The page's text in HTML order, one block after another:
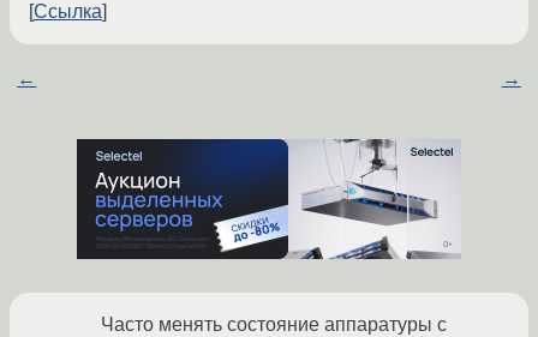
Ссылка
← →
Часто менять состояние аппаратуры с